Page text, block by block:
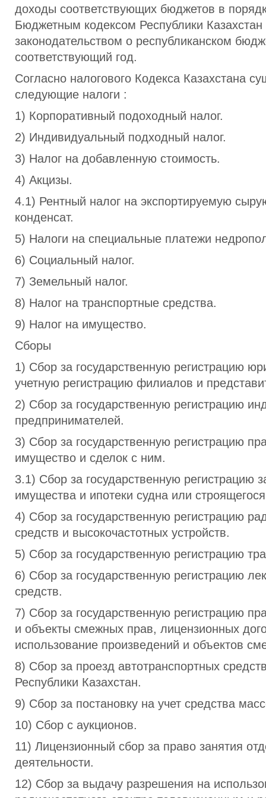
доходы соответствующих бюджетов в
Бюджетным кодексом Республики Казахстан
законодательством о республиканском
соответствующий год.
Согласно налогового Кодекса Казахстана
следующие налоги :
1) Корпоративный подоходный налог.
2) Индивидуальный подходный налог.
3) Налог на добавленную стоимость.
4) Акцизы.
4.1) Рентный налог на экспортируемую
конденсат.
5) Налоги на специальные платежи
6) Социальный налог.
7) Земельный налог.
8) Налог на транспортные средства.
9) Налог на имущество.
Сборы
1) Сбор за государственную регистрацию
учетную регистрацию филиалов и
2) Сбор за государственную регистрацию
предпринимателей.
3) Сбор за государственную регистрацию
имущество и сделок с ним.
3.1) Сбор за государственную регистрацию
имущества и ипотеки судна или
4) Сбор за государственную регистрацию
средств и высокочастотных устройств.
5) Сбор за государственную регистрацию
6) Сбор за государственную регистрацию
средств.
7) Сбор за государственную регистрацию
и объекты смежных прав, лицензионных
использование произведений и объектов
8) Сбор за проезд автотранспортных
Республики Казахстан.
9) Сбор за постановку на учет средства
10) Сбор с аукционов.
11) Лицензионный сбор за право занятия
деятельности.
12) Сбор за выдачу разрешения на